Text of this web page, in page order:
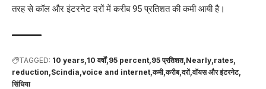
तरह से कॉल और इंटरनेट दरों में करीब 95 प्रतिशत की कमी आयी है।
TAGGED: 10 years 10 वर्षाें 95 percent 95 प्रतिशत Nearly rates
reduction Scindia voice and internet कमी करीब दरों वॉयस और इंटरनेट
सिंधिया